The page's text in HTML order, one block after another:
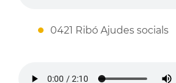
0421 Ribó Ajudes socials